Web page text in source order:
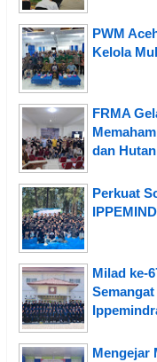
PWM
Kelola
FRMA
dan
Perkuat
Milad ke-
Mengejar